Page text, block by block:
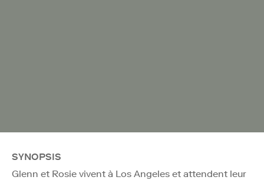
SYNOPSIS
Glenn et Rosie vivent à Los Angeles et attendent leur